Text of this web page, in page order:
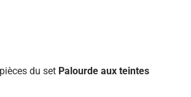
du set Palourde aux teintes